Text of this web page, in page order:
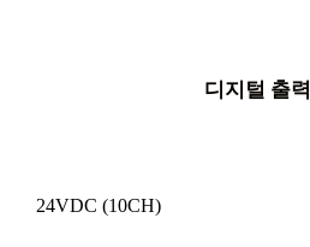
디지털 출력
24VDC (10CH)